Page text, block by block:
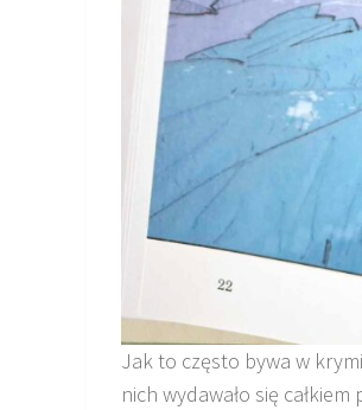
Jak to często bywa w
nich wydawało się